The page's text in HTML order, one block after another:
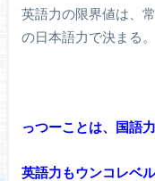
英語力の限界値は、
の日本語力で決まる。
っつーことは、国語
英語力もウンコレベ